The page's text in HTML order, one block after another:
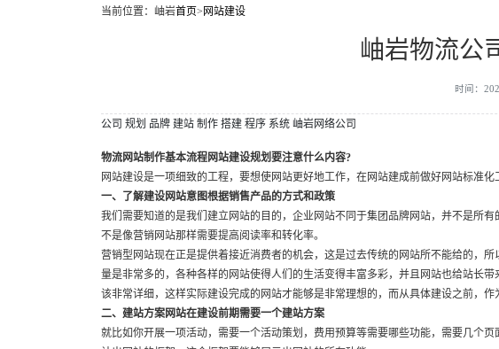
当前位置：岫岩首页> 网站建设
岫岩物流公
时间：
公司 规划 品牌 建站 制作 搭建 程序 系统 岫岩网络公司
物流网站制作基本流程网站建设规划要注意什么内容?
网站建设是一项细致的工程，要想使网站更好地工作，在网站建成前做好网站标准
一、了解建设网站意图根据销售产品的方式和政策
我们需要知道的是我们建立网站的目的，企业网站不同于集团品牌网站，并不是所
不是像营销网站那样需要提高阅读率和转化率。
营销型网站现在正是提供着接近消费者的机会，这是过去传统的网站所不能给的，
量是非常多的，各种各样的网站使得人们的生活变得丰富多彩，并且网站也给站长
该非常详细，这样实际建设完成的网站才能够是非常理想的，而从具体建设之前，
二、建站方案网站在建设前期需要一个建站方案
就比如你开展一项活动，需要一个活动策划，费用预算等需要哪些功能，需要几个